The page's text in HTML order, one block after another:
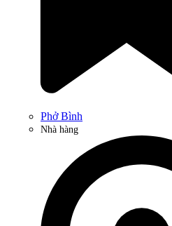
Phở Bình
Nhà hàng